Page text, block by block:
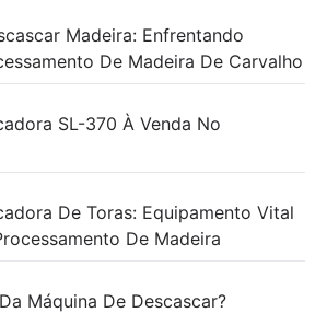
Madeira: Enfrentando
De Madeira De Carvalho
SL-370 À Venda No
De Toras: Equipamento Vital
De Madeira
Máquina De Descascar?